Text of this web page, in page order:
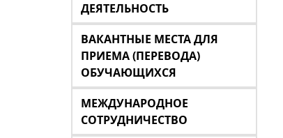
ДЕЯТЕЛЬНОСТЬ
ВАКАНТНЫЕ МЕСТА ДЛЯ
ПРИЕМА (ПЕРЕВОДА)
ОБУЧАЮЩИХСЯ
МЕЖДУНАРОДНОЕ
СОТРУДНИЧЕСТВО